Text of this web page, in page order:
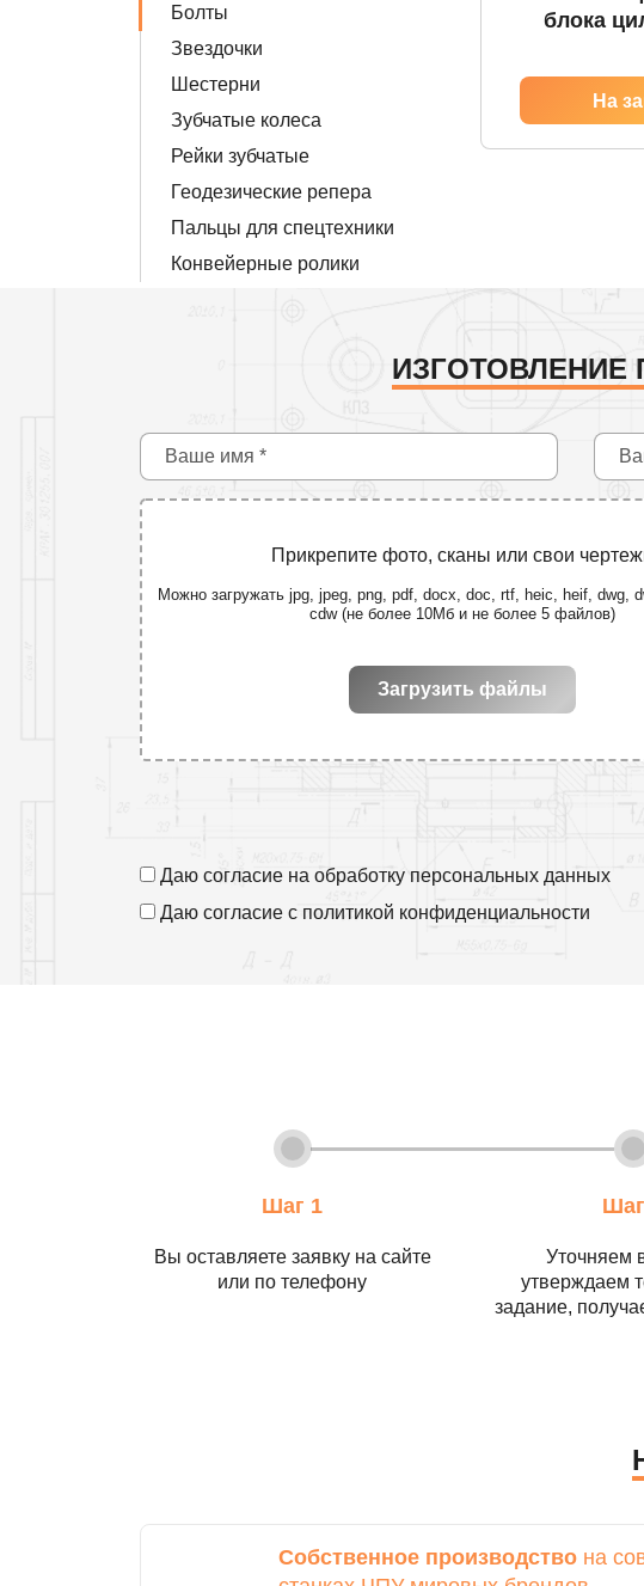
Болты
Звездочки
Шестерни
Зубчатые колеса
Рейки зубчатые
Геодезические репера
Пальцы для спецтехники
Конвейерные ролики
блока
ИЗГОТОВЛЕНИЕ
Прикрепите фото, сканы или свои
Можно загружать jpg, jpeg, png, pdf, docx, doc, rtf, heic, heif, dwg,
cdw (не более 10Мб и не более 5 файлов)
Загрузить файлы
Даю согласие на обработку персональных данных
Даю согласие с политикой конфиденциальности
Шаг 1
Вы оставляете заявку на сайте
или по телефону
Уточняем
утверждаем
задание,
Собственное производство на